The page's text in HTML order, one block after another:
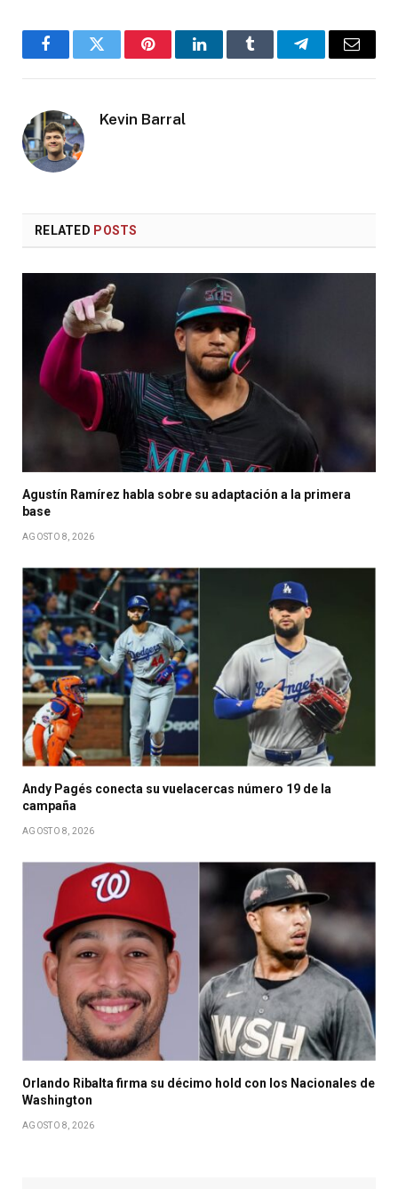
FacebookTwitter PinterestLinkedInTumblr TelegramEmail
Kevin Barral
RELATED POSTS
Agustín Ramírez habla sobre su adaptación a la primera
base
AGOSTO 8, 2026
Andy Pagés conecta su vuelacercas número 19 de la
campaña
AGOSTO 8, 2026
Orlando Ribalta firma su décimo hold con los Nacionales de
Washington
AGOSTO 8, 2026